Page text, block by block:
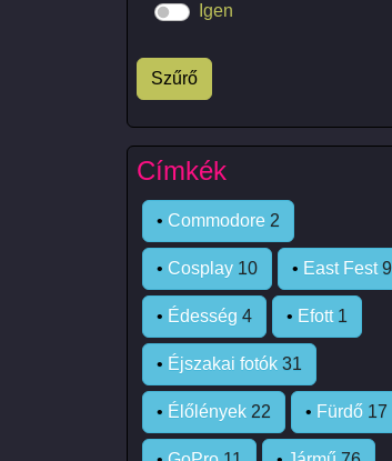
Igen
Címkék
• Commodore 2
• Cosplay 10 • East Fest 9
• Édesség 4 • Efott 1
• Éjszakai fotók 31
• Élőlények 22 • Fürdő 17